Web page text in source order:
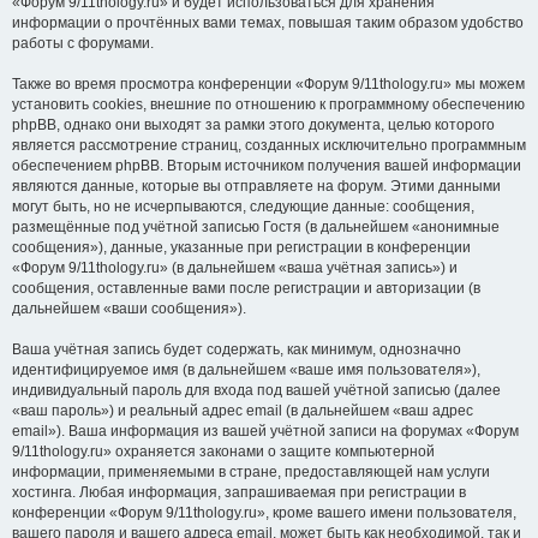
информации о прочтённых вами темах, повышая таким образом удобство
работы с форумами.
Также во время просмотра конференции «Форум 9/11thology.ru» мы можем
установить cookies, внешние по отношению к программному обеспечению
phpBB, однако они выходят за рамки этого документа, целью которого
является рассмотрение страниц, созданных исключительно программным
обеспечением phpBB. Вторым источником получения вашей информации
являются данные, которые вы отправляете на форум. Этими данными
могут быть, но не исчерпываются, следующие данные: сообщения,
размещённые под учётной записью Гостя (в дальнейшем «анонимные
сообщения»), данные, указанные при регистрации в конференции
«Форум 9/11thology.ru» (в дальнейшем «ваша учётная запись») и
сообщения, оставленные вами после регистрации и авторизации (в
дальнейшем «ваши сообщения»).
Ваша учётная запись будет содержать, как минимум, однозначно
идентифицируемое имя (в дальнейшем «ваше имя пользователя»),
индивидуальный пароль для входа под вашей учётной записью (далее
«ваш пароль») и реальный адрес email (в дальнейшем «ваш адрес
email»). Ваша информация из вашей учётной записи на форумах «Форум
9/11thology.ru» охраняется законами о защите компьютерной
информации, применяемыми в стране, предоставляющей нам услуги
хостинга. Любая информация, запрашиваемая при регистрации в
конференции «Форум 9/11thology.ru», кроме вашего имени пользователя,
вашего пароля и вашего адреса email, может быть как необходимой, так и